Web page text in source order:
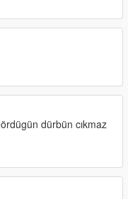
dürbün cıkmaz